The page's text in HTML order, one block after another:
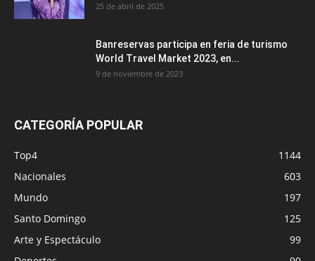
25 de abril de 2025
Banreservas participa en feria de turismo
World Travel Market 2023, en...
9 de noviembre de 2023
CATEGORÍA POPULAR
Top4
1144
Nacionales
603
Mundo
197
Santo Domingo
125
Arte y Espectáculo
99